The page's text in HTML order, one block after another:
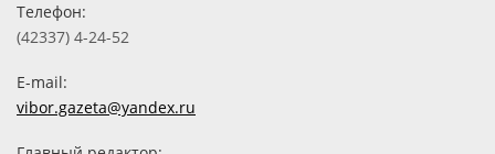
Телефон:
(42337) 4-24-52
E-mail:
vibor.gazeta@yandex.ru